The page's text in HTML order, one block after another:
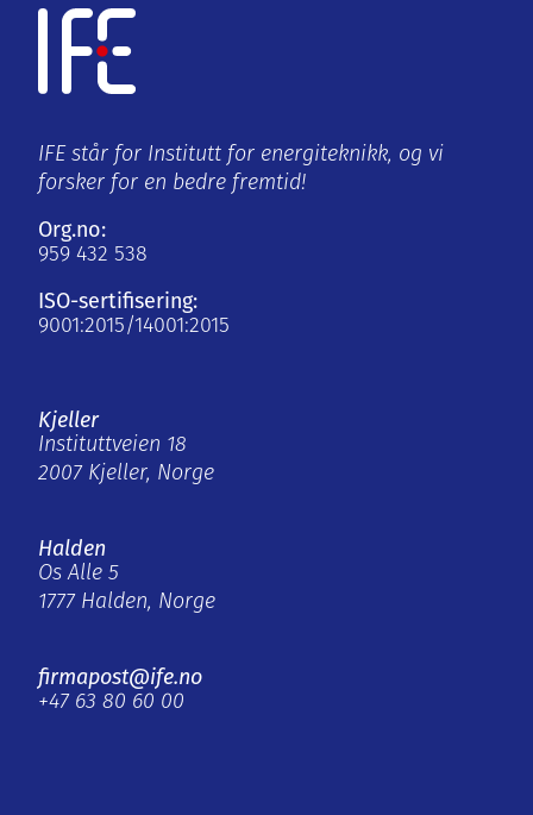
IFE står for Institutt for energiteknikk, og vi
forsker for en bedre fremtid!
Org.no:
959 432 538
ISO-sertifisering:
9001:2015/14001:2015
Kjeller
Instituttveien 18
2007 Kjeller, Norge
Halden
Os Alle 5
1777 Halden, Norge
firmapost@ife.no
+47 63 80 60 00